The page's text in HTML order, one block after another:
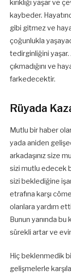
kırıklığı yaşar ve
kaybeder.
gibi gitmez ve
çoğunlukla
tedirginliğini yaşar.
çıkmadığını ve
farkedecektir.
Rüyada
Mutlu bir haber
yada aniden
arkadaşınız size
sizi mutlu edecek
sizi beklediğine
etrafına karşı
olanlara yardım
Bunun yanında bu
sürekli artar ve
Hiç beklenmedik
gelişmelerle